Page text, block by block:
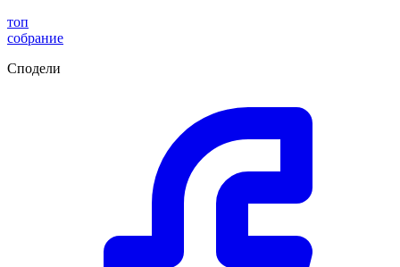
топ
собрание
Сподели